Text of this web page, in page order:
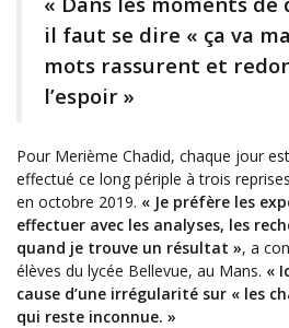
il faut se dire « ça va
mots rassurent et
l’espoir »
Pour Merième Chadid, chaque jour
effectué ce long périple à trois
en octobre 2019. « Je préfère les
effectuer avec les analyses, les
quand je trouve un résultat », a
élèves du lycée Bellevue, au Mans. «
cause d’une irrégularité sur « les
qui reste inconnue. »